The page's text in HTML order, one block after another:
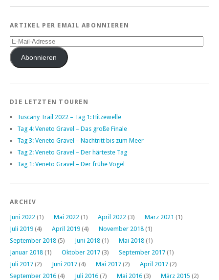
ARTIKEL PER EMAIL ABONNIEREN
E-
Mail-
AdresseAbonnieren
DIE LETZTEN TOUREN
Tuscany Trail 2022 – Tag 1: Hitzewelle
Tag 4: Veneto Gravel – Das große Finale
Tag 3: Veneto Gravel – Nachtritt bis zum Meer
Tag 2: Veneto Gravel – Der härteste Tag
Tag 1: Veneto Gravel – Der frühe Vogel…
ARCHIV
Juni 2022 (1) Mai 2022 (1) April 2022 (3) März 2021 (1)
Juli 2019 (4) April 2019 (4) November 2018 (1)
September 2018 (5) Juni 2018 (1) Mai 2018 (1)
Januar 2018 (1) Oktober 2017 (3) September 2017 (1)
Juli 2017 (2) Juni 2017 (4) Mai 2017 (2) April 2017 (2)
September 2016 (4) Juli 2016 (7) Mai 2016 (3) März 2015 (2)